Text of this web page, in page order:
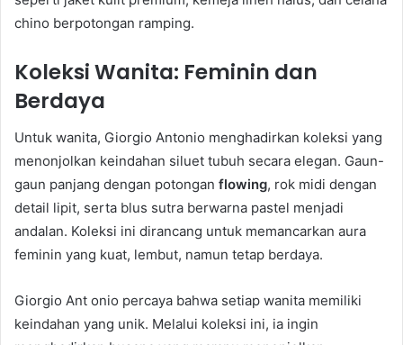
chino berpotongan ramping.
Koleksi Wanita: Feminin dan
Berdaya
Untuk wanita, Giorgio Antonio menghadirkan koleksi yang
menonjolkan keindahan siluet tubuh secara elegan. Gaun-
gaun panjang dengan potongan flowing, rok midi dengan
detail lipit, serta blus sutra berwarna pastel menjadi
andalan. Koleksi ini dirancang untuk memancarkan aura
feminin yang kuat, lembut, namun tetap berdaya.
Giorgio Ant onio percaya bahwa setiap wanita memiliki
keindahan yang unik. Melalui koleksi ini, ia ingin